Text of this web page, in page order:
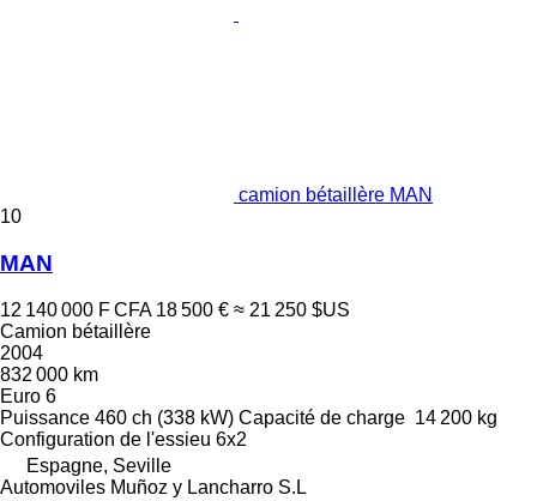
camion bétaillère MAN
10
MAN
12 140 000 F CFA 18 500 € ≈ 21 250 $US
Camion bétaillère
2004
832 000 km
Euro 6
Puissance 460 ch (338 kW) Capacité de charge 14 200 kg
Configuration de l'essieu 6x2
Espagne, Seville
Automoviles Muñoz y Lancharro S.L